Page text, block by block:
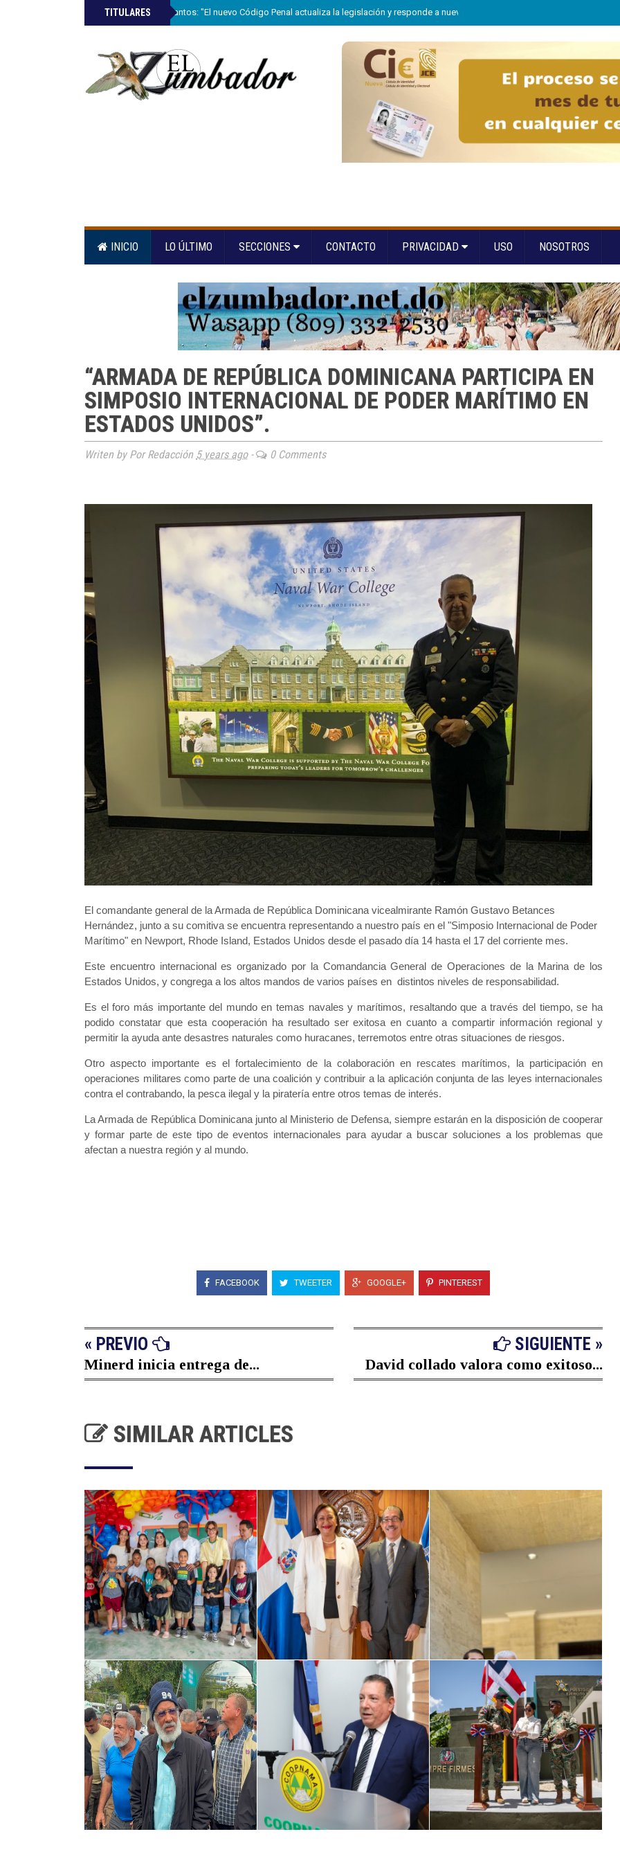
TITULARES
»Ricardo de los Santos: "El nuevo Código Penal actualiza la legislación y responde a nuevas realidades delictivas"
INICIO LO ÚLTIMO SECCIONES CONTACTO PRIVACIDAD USO NOSOTROS
“ARMADA DE REPÚBLICA DOMINICANA PARTICIPA EN
SIMPOSIO INTERNACIONAL DE PODER MARÍTIMO EN
ESTADOS UNIDOS”.
Writen by Por Redacción 5 years ago- 0 Comments
El comandante general de la Armada de República Dominicana vicealmirante Ramón Gustavo Betances
Hernández, junto a su comitiva se encuentra representando a nuestro país en el "Simposio Internacional de Poder
Marítimo" en Newport, Rhode Island, Estados Unidos desde el pasado día 14 hasta el 17 del corriente mes.
Este encuentro internacional es organizado por la Comandancia General de Operaciones de la Marina de los
Estados Unidos, y congrega a los altos mandos de varios países en distintos niveles de responsabilidad.
Es el foro más importante del mundo en temas navales y marítimos, resaltando que a través del tiempo, se ha
podido constatar que esta cooperación ha resultado ser exitosa en cuanto a compartir información regional y
permitir la ayuda ante desastres naturales como huracanes, terremotos entre otras situaciones de riesgos.
Otro aspecto importante es el fortalecimiento de la colaboración en rescates marítimos, la participación en
operaciones militares como parte de una coalición y contribuir a la aplicación conjunta de las leyes internacionales
contra el contrabando, la pesca ilegal y la piratería entre otros temas de interés.
La Armada de República Dominicana junto al Ministerio de Defensa, siempre estarán en la disposición de cooperar
y formar parte de este tipo de eventos internacionales para ayudar a buscar soluciones a los problemas que
afectan a nuestra región y al mundo.
FACEBOOK TWEETER GOOGLE+ PINTEREST
« PREVIO
Minerd inicia entrega de...
SIGUIENTE »
David collado valora como exitoso...
SIMILAR ARTICLES